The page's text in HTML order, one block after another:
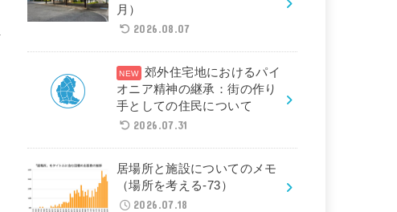
月）
2026.08.07
郊外住宅地におけるパイ
オニア精神の継承：街の作り
手としての住民について
2026.07.31
居場所と施設についてのメモ
（場所を考える-73）
2026.07.18